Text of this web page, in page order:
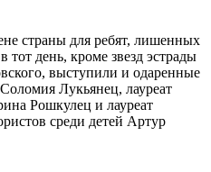
страны для ребят, лишенных
день, кроме звезд эстрады
выступили и одаренные
Лукьянец, лауреат
Рошкулец и лауреат
среди детей Артур